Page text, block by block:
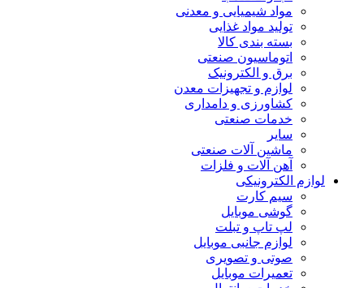
مواد شیمیایی و معدنی
تولید مواد غذایی
بسته بندی کالا
اتوماسیون صنعتی
برق و الکترونیک
لوازم و تجهیزات معدن
کشاورزی و دامداری
خدمات صنعتی
سایر
ماشین آلات صنعتی
آهن آلات و فلزات
لوازم الکترونیکی
سیم کارت
گوشی موبایل
لپ تاپ و تبلت
لوازم جانبی موبایل
صوتی و تصویری
تعمیرات موبایل